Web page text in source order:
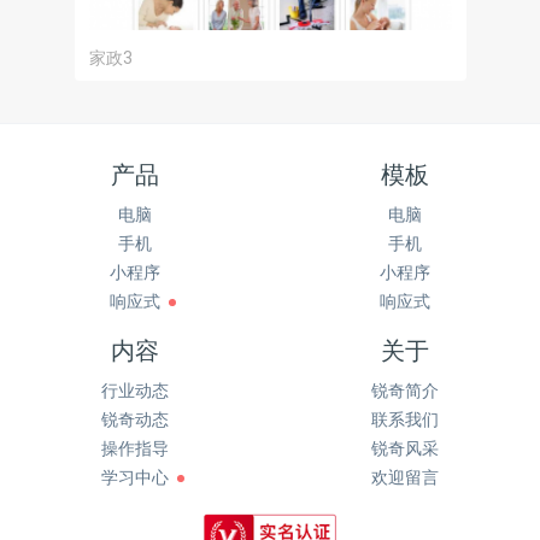
家政3
产品
电脑
手机
小程序
响应式
模板
电脑
手机
小程序
响应式
内容
行业动态
锐奇动态
操作指导
学习中心
关于
锐奇简介
联系我们
锐奇风采
欢迎留言